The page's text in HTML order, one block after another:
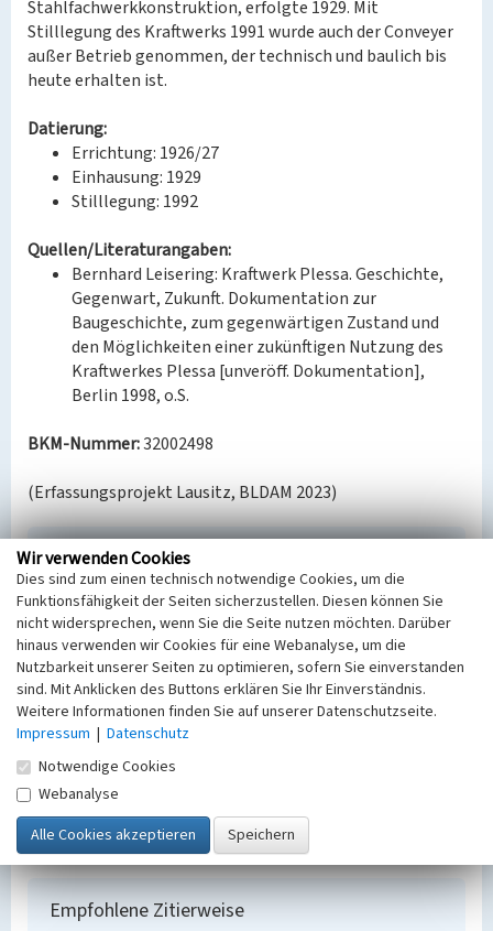
Stahlfachwerkkonstruktion, erfolgte 1929. Mit
Stilllegung des Kraftwerks 1991 wurde auch der Conveyer
außer Betrieb genommen, der technisch und baulich bis
heute erhalten ist.
Datierung:
Errichtung: 1926/27
Einhausung: 1929
Stilllegung: 1992
Quellen/Literaturangaben:
Bernhard Leisering: Kraftwerk Plessa. Geschichte,
Gegenwart, Zukunft. Dokumentation zur
Baugeschichte, zum gegenwärtigen Zustand und
den Möglichkeiten einer zukünftigen Nutzung des
Kraftwerkes Plessa [unveröff. Dokumentation],
Berlin 1998, o.S.
BKM-Nummer:32002498
(Erfassungsprojekt Lausitz, BLDAM 2023)
Conveyer Kraftwerk Plessa
Schlagwörter
Kohlekraftwerk
Ort
Plessa
Fachsicht(en)
Denkmalpflege
Erfassungsmaßstab
Keine Angabe
Erfassungsmethode
Übernahme aus externer Fachdatenbank
Empfohlene Zitierweise
Wir verwenden Cookies
Dies sind zum einen technisch notwendige Cookies, um die
Funktionsfähigkeit der Seiten sicherzustellen. Diesen können Sie
nicht widersprechen, wenn Sie die Seite nutzen möchten. Darüber
hinaus verwenden wir Cookies für eine Webanalyse, um die
Nutzbarkeit unserer Seiten zu optimieren, sofern Sie einverstanden
sind. Mit Anklicken des Buttons erklären Sie Ihr Einverständnis.
Weitere Informationen finden Sie auf unserer Datenschutzseite.
Impressum | Datenschutz
Notwendige Cookies
Webanalyse